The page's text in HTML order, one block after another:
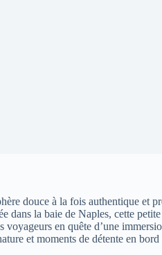
douce à la fois authentique et
dans la baie de Naples, cette
en quête d’une
et moments de détente en bord